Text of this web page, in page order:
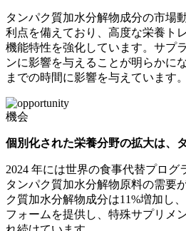
タンパク質加水分解物成分の市場
利点を備えており、高度な栄養ト
機能特性を強化しています。サプ
ンに影響を与えることが明らかに
までの時間に影響を与えています。
機会
個別化された栄養分野の拡大は、
2024 年には世界の食事代替プロ
タンパク質加水分解物原料の需要
ク質加水分解物成分は11%増加し
フォームを提供し、特殊サプリメ